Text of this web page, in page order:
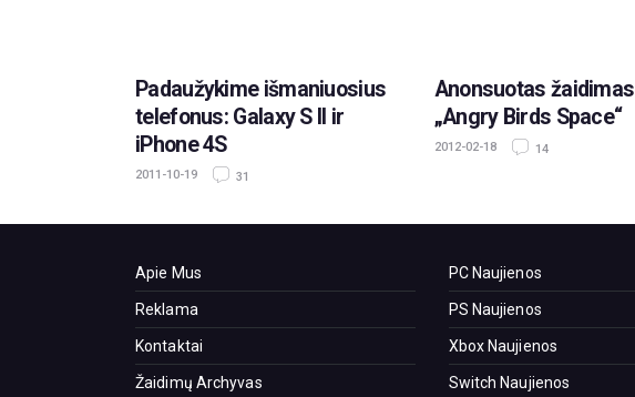
Padaužykime išmaniuosius
telefonus: Galaxy S II ir
iPhone 4S
2011-10-19 31
Anonsuotas žaidimas
„Angry Birds Space“
2012-02-18 14
Apie Mus
Reklama
Kontaktai
Žaidimų Archyvas
PC Naujienos
PS Naujienos
Xbox Naujienos
Switch Naujienos